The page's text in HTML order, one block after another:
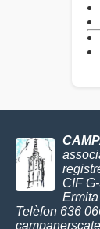
CIF
Telèfon 636